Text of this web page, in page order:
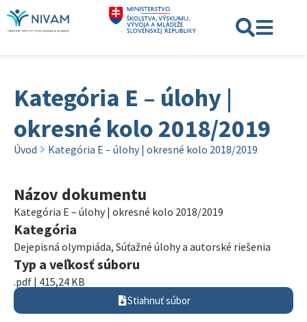
Kategória E – úlohy |
okresné kolo 2018/2019
Úvod Kategória E – úlohy | okresné kolo 2018/2019
Názov dokumentu
Kategória E – úlohy | okresné kolo 2018/2019
Kategória
Dejepisná olympiáda, Súťažné úlohy a autorské riešenia
Typ a veľkosť súboru
.pdf | 415,24 KB
Stiahnuť súbor